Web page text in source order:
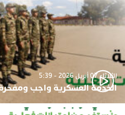
الثلاثاء 07 أبريل 2026 - 5:39
الخدمة العسكرية واجب